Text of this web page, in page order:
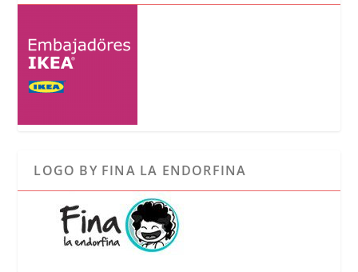
LOGO BY FINA LA ENDORFINA